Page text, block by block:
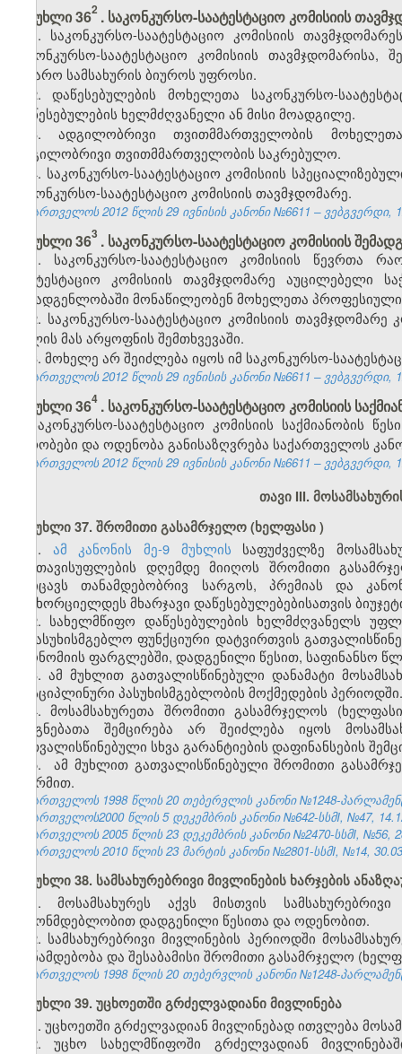
მუხლი 362 . საკონკურსო-საატესტაციო კომისიის
1. საკონკურსო-საატესტაციო კომისიის
საკონკურსო-საატესტაციო კომისიის თავმჯდომარისა,
საჯარო სამსახურის ბიუროს უფროსი.
2. დაწესებულების მოხელეთა საკონკურსო-
დაწესებულების ხელმძღვანელი ან მისი მოადგილე.
3. ადგილობრივი თვითმმართველობის მოხელეთა
ადგილობრივი თვითმმართველობის საკრებულო.
4. საკონკურსო-საატესტაციო კომისიის
საკონკურსო-საატესტაციო კომისიის თავმჯდომარე.
საქართველოს 2012 წლის 29 ივნისის კანონი №6611 – ვებგვერდი,
მუხლი 363 . საკონკურსო-საატესტაციო კომისიის
1. საკონკურსო-საატესტაციო კომისიის წევრთა
საატესტაციო
კომისიის თავმჯდომარე აუცილებელი
შემადგენლობაში მონაწილეობენ მოხელეთა პროფესიული
2. საკონკურსო-საატესტაციო კომისიის თავმჯდომარე
ცვლის მას არყოფნის შემთხვევაში.
3. მოხელე არ შეიძლება იყოს იმ საკონკურსო-
საქართველოს 2012 წლის 29 ივნისის კანონი №6611 – ვებგვერდი,
მუხლი 364 . საკონკურსო-საატესტაციო კომისიის
საკონკურსო-საატესტაციო კომისიის საქმიანობის
პირობები და ოდენობა განისაზღვრება საქართველოს
საქართველოს 2012 წლის 29 ივნისის კანონი №6611 – ვებგვერდი,
თავი III.
მუხლი37. შრომითიგასამრჯელო(ხელფასი)
1. ამ კანონის მე-9 მუხლის საფუძველზე
განთავისუფლების დღემდე მიიღოს შრომითი
მოიცავს თანამდებობრივ სარგოს, პრემიას და
განხორციელდეს მხარჯავი დაწესებულებებისათვის
2. სახელმწიფო დაწესებულების ხელმძღვანელს
საპასუხისმგებლო ფუნქციური დატვირთვის
ეკონომიის ფარგლებში, დადგენილი წესით, საფინანსო
3. ამ მუხლით გათვალისწინებული დანამატი
დისციპლინური პასუხისმგებლობის მოქმედების პერიოდში.
4. მოსამსახურეთა შრომითი გასამრჯელოს
ასიგნებათა შემცირება არ შეიძლება იყოს
გათვალისწინებული სხვა გარანტიების დაფინანსების
5. ამ მუხლით გათვალისწინებული შრომითი
ფორმით.
საქართველოს 1998 წლის 20 თებერვლის კანონი №1248-
საქართველოს2000 წლის 5 დეკემბრის კანონი №642-სსმI, №47,
საქართველოს 2005 წლის 23 დეკემბრის კანონი №2470-სსმI, №56,
საქართველოს 2010 წლის 23 მარტის კანონი №2801-სსმI, №14,
მუხლი 38. სამსახურებრივი მივლინების ხარჯების
1. მოსამსახურეს აქვს მისთვის
კანონმდებლობით დადგენილი წესითა და ოდენობით.
2. სამსახურებრივი მივლინების პერიოდში
თანამდებობა და შესაბამისი შრომითი გასამრჯელო
საქართველოს 1998 წლის 20 თებერვლის კანონი №1248-
მუხლი 39. უცხოეთში გრძელვადიანი მივლინება
1. უცხოეთში გრძელვადიან მივლინებად ითვლება
2. უცხო სახელმწიფოში გრძელვადიან